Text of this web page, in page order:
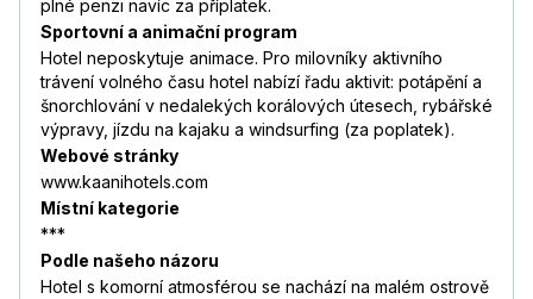
plné penzi navíc za příplatek.
Sportovní a animační program
Hotel neposkytuje animace. Pro milovníky aktivního
trávení volného času hotel nabízí řadu aktivit: potápění a
šnorchlování v nedalekých korálových útesech, rybářské
výpravy, jízdu na kajaku a windsurfing (za poplatek).
Webové stránky
www.kaanihotels.com
Místní kategorie
***
Podle našeho názoru
Hotel s komorní atmosférou se nachází na malém ostrově